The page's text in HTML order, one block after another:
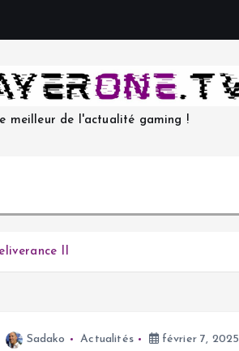
meilleur de l'actualité gaming !
II
Sadako Actualités février 7, 2025